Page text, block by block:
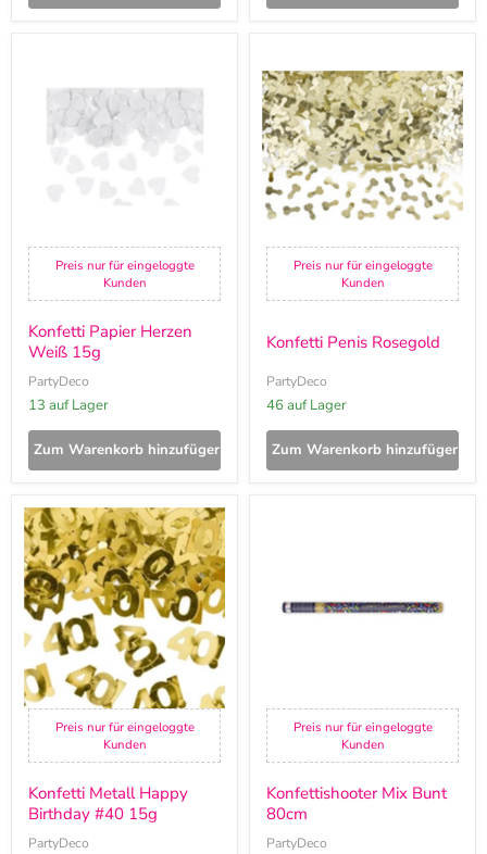
Herzen
Weiß
Preis nur für eingeloggte
Kunden
Konfetti Papier Herzen
Weiß 15g
PartyDeco
13 auf Lager
Zum Warenkorb hinzufügen
Penis
Rosegold
Preis nur für eingeloggte
Kunden
Konfetti Penis Rosegold
PartyDeco
46 auf Lager
Zum Warenkorb hinzufügen
Konfetti
Metall
Happy
Birthday
#40
15g
Preis nur für eingeloggte
Kunden
Konfetti Metall Happy
Birthday #40 15g
PartyDeco
Preis nur für eingeloggte
Kunden
Konfettishooter Mix Bunt
80cm
PartyDeco